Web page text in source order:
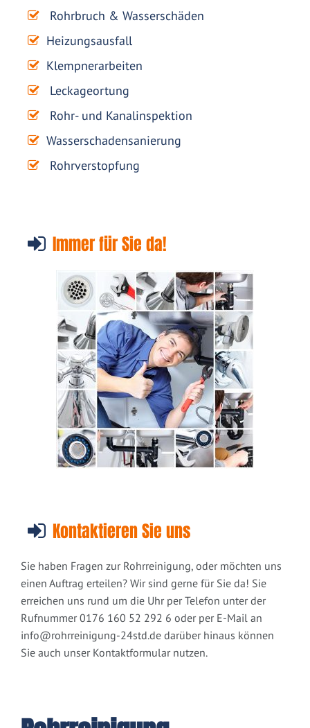
Rohrbruch & Wasserschäden
Heizungsausfall
Klempnerarbeiten
Leckageortung
Rohr- und Kanalinspektion
Wasserschadensanierung
Rohrverstopfung
Immer für Sie da!
Kontaktieren Sie uns
Sie haben Fragen zur Rohrreinigung, oder möchten uns
einen Auftrag erteilen? Wir sind gerne für Sie da! Sie
erreichen uns rund um die Uhr per Telefon unter der
Rufnummer 0176 160 52 292 6 oder per E-Mail an
info@rohrreinigung-24std.de darüber hinaus können
Sie auch unser Kontaktformular nutzen.